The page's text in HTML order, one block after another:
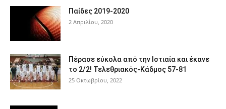
Παίδες 2019-2020
2 Απριλίου, 2020
Πέρασε εύκολα από την Ιστιαία και έκανε
το 2/2! Τελεθριακός-Κάδμος 57-81
25 Οκτωβρίου, 2022